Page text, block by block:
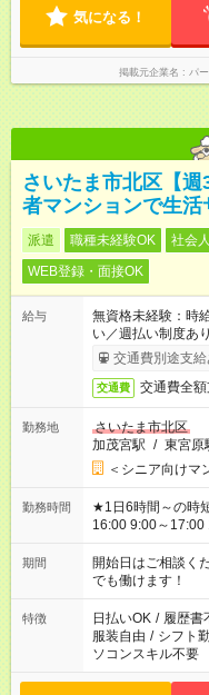
気になる！
掲載元企業名 パ
さいたま市北区【
者マンションで生活
派遣 職種未経験OK 社会
WEB登録・面接OK
給与
無資格未経験：
い／週払い制度あ
完了次第のお支払
交通費別途支給
交通費 交通費全
勤務地
さいたま市北区
加茂宮駅 / 東宮原
＜シニア向けマ
勤務時間
★1日6時間～の時短シフトOK ★スター
16:00 9:00～17:00
場合、他のお仕事
ん ※法令に基づき
となります ※労働
短時間・短期間の
期間
開始日はご相談
でも働けます！
特徴 日払いOK / 履歴書
服装自由 / シフト
ソコンスキル不要